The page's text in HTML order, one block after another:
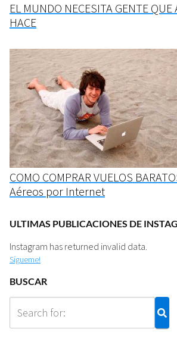
EL MUNDO NECESITA GENTE QUE
HACE
COMO COMPRAR VUELOS
Aéreos por Internet
ULTIMAS PUBLICACIONES DE
Instagram has returned invalid data.
Sígueme!
BUSCAR